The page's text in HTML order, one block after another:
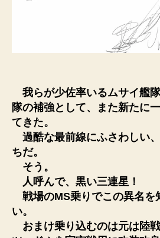
我らが少佐率いるムサイ艦
隊の補強として、また新たに
てきた。
過酷な最前線にふさわしい
ちだ。
そう。
人呼んで、黒い三連星！
戦場のMS乗りでこの異名を
い。
おまけ乗り込むのは元は陸